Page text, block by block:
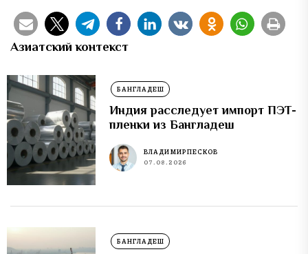
Азиатский контекст
БАНГЛАДЕШ
Индия расследует импорт ПЭТ-
пленки из Бангладеш
ВЛАДИМИР ПЕСКОВ
07.08.2026
БАНГЛАДЕШ